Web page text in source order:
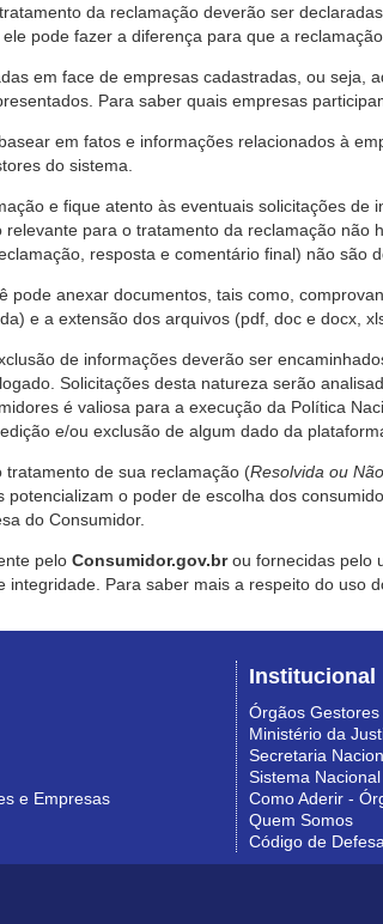
da reclamação deverão ser
pode fazer a diferença para que a
em face de empresas cadastradas, ou
Para saber quais empresas
em fatos e informações relacionados à
do sistema.
e fique atento às eventuais solicitações
para o tratamento da reclamação
resposta e comentário final) não são
pode anexar documentos, tais como,
e a extensão dos arquivos (pdf, doc e docx,
de informações deverão ser
Solicitações desta natureza serão
é valiosa para a execução da Política
e/ou exclusão de algum dado da
tratamento de sua reclamação (Resolvida ou
o poder de escolha dos
do Consumidor.
pelo Consumidor.gov.brou fornecidas pelo
integridade. Para saber mais a respeito do uso
e Empresas
Institucional
Órgãos
Ministério da
Secretaria
Sistema
Como Aderir -
Quem Somos
Código de